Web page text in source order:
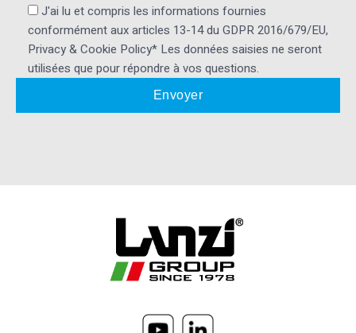
J'ai lu et compris les informations fournies
conformément aux articles 13-14 du GDPR 2016/679/EU,
Privacy & Cookie Policy* Les données saisies ne seront
utilisées que pour répondre à vos questions.